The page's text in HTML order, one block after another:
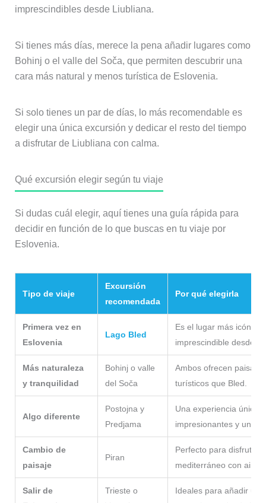
imprescindibles desde Liubliana.
Si tienes más días, merece la pena añadir lugares como
Bohinj o el valle del Soča, que permiten descubrir una
cara más natural y menos turística de Eslovenia.
Si solo tienes un par de días, lo más recomendable es
elegir una única excursión y dedicar el resto del tiempo
a disfrutar de Liubliana con calma.
Qué excursión elegir según tu viaje
Si dudas cuál elegir, aquí tienes una guía rápida para
decidir en función de lo que buscas en tu viaje por
Eslovenia.
Tipo de viaje
Excursión
recomendada
Por qué elegirla
Primera vez en
Eslovenia
Lago Bled
Es el lugar más icónico
imprescindible desde
Más naturaleza
y tranquilidad
Bohinj o valle
del Soča
Ambos ofrecen
turísticos que Bled.
Algo diferente
Postojna y
Predjama
Una experiencia única
impresionantes y un
Cambio de
paisaje
Piran
Perfecto para disfrutar
mediterráneo con aire
Salir de
Trieste o
Ideales para añadir un